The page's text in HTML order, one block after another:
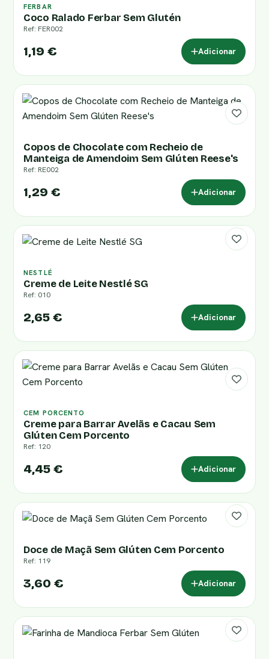
FERBAR
Coco Ralado Ferbar Sem Glutén
Ref: FER002
1,19 € Adicionar
Copos de Chocolate com Recheio de
Manteiga de Amendoim Sem Glúten Reese's
Ref: RE002
1,29 € Adicionar
NESTLÉ
Creme de Leite Nestlé SG
Ref: 010
2,65 € Adicionar
CEM PORCENTO
Creme para Barrar Avelãs e Cacau Sem
Glúten Cem Porcento
Ref: 120
4,45 € Adicionar
Doce de Maçã Sem Glúten Cem Porcento
Ref: 119
3,60 € Adicionar